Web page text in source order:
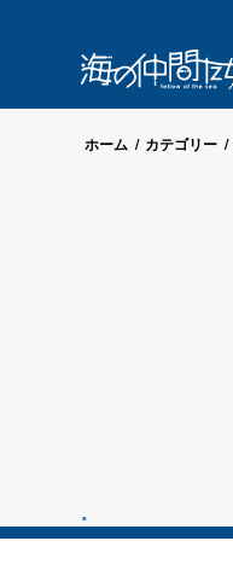
ホーム / カテゴリー /